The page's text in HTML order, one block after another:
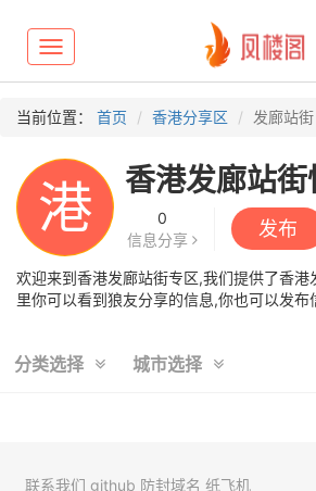
Toggle
navigation
当前位置： 首页 香港分享区 发廊站街
港 香港发廊站
0
信息分享
发布
欢迎来到香港发廊站街专区,我们提供了香
里你可以看到狼友分享的信息,你也可以发布
分类选择 城市选择
联系我们 github 防封域名 纸飞机